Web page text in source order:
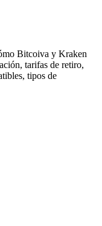
Bitcoiva y Kraken
tarifas de retiro,
tipos de